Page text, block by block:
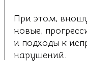
При этом,
новые,
и подходы к
нарушений.